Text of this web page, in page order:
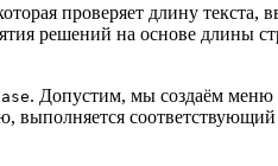
проверяет длину текста,
решений на основе длины
. Допустим, мы создаём меню